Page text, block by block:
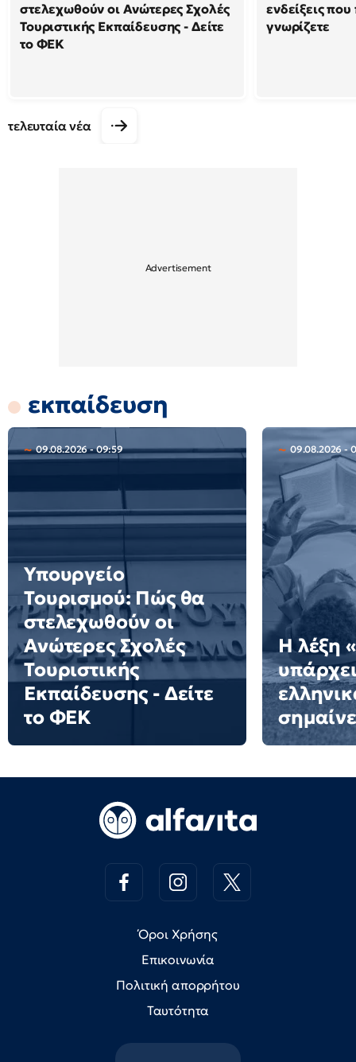
στελεχωθούν οι Ανώτερες Σχολές
Τουριστικής Εκπαίδευσης - Δείτε
το ΦΕΚ
ενδείξεις
γνωρίζετε
τελευταία νέα
εκπαίδευση
09.08.2026 - 09:59
Υπουργείο
Τουρισμού: Πώς θα
στελεχωθούν οι
Ανώτερες Σχολές
Τουριστικής
Εκπαίδευσης - Δείτε
το ΦΕΚ
09.08.2026 -
Η λέξη
Όροι Χρήσης
Επικοινωνία
Πολιτική απορρήτου
Ταυτότητα